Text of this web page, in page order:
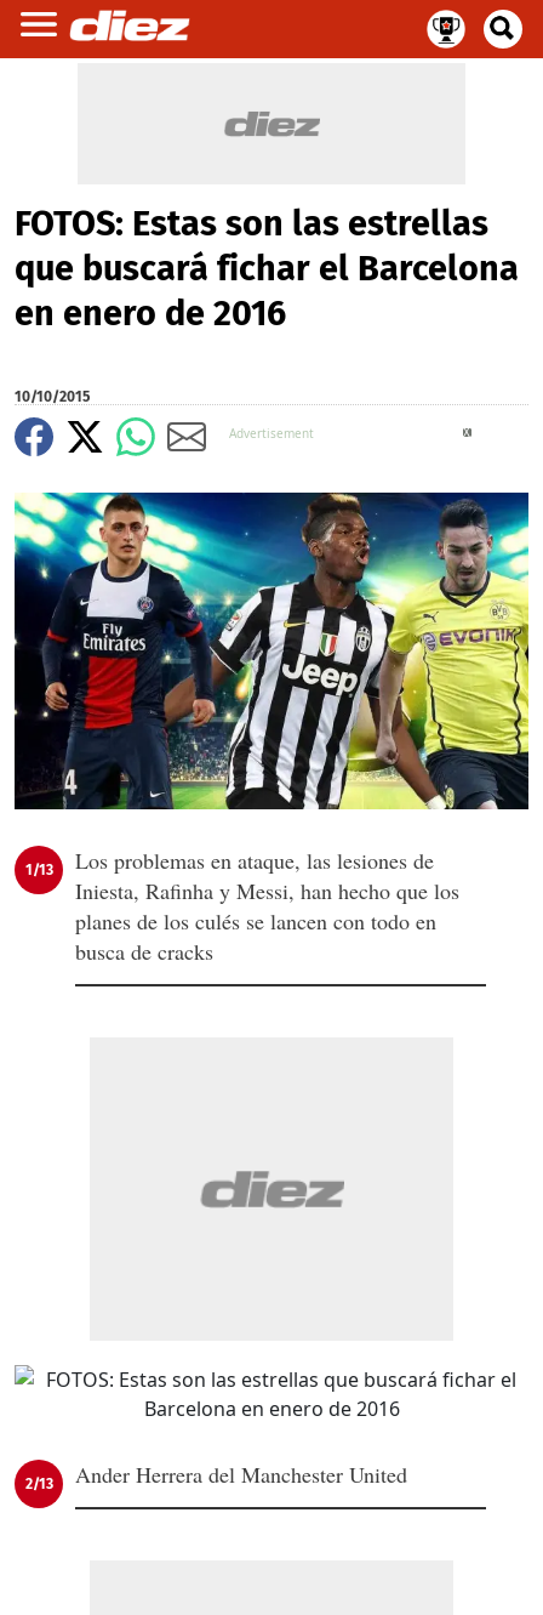
FOTOS: Estas son las estrellas
que buscará fichar el Barcelona
en enero de 2016
10/10/2015
1/13
Los problemas en ataque, las lesiones de
Iniesta, Rafinha y Messi, han hecho que los
planes de los culés se lancen con todo en
busca de cracks
2/13 Ander Herrera del Manchester United
X